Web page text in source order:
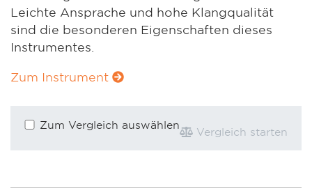
Leichte Ansprache und hohe Klangqualität
sind die besonderen Eigenschaften dieses
Instrumentes.
Zum Instrument
Zum Vergleich auswählen
Vergleich starten